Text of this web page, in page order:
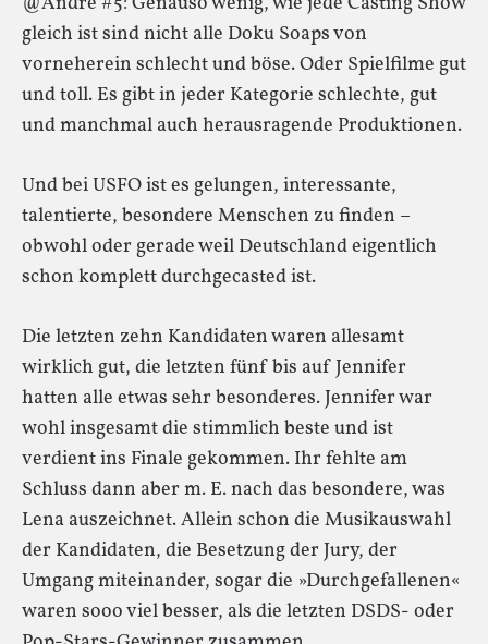
gleich ist sind nicht alle Doku Soaps von
vorneherein schlecht und böse. Oder Spielfilme gut
und toll. Es gibt in jeder Kategorie schlechte, gut
und manchmal auch herausragende Produktionen.
Und bei USFO ist es gelungen, interessante,
talentierte, besondere Menschen zu finden –
obwohl oder gerade weil Deutschland eigentlich
schon komplett durchgecasted ist.
Die letzten zehn Kandidaten waren allesamt
wirklich gut, die letzten fünf bis auf Jennifer
hatten alle etwas sehr besonderes. Jennifer war
wohl insgesamt die stimmlich beste und ist
verdient ins Finale gekommen. Ihr fehlte am
Schluss dann aber m. E. nach das besondere, was
Lena auszeichnet. Allein schon die Musikauswahl
der Kandidaten, die Besetzung der Jury, der
Umgang miteinander, sogar die »Durchgefallenen«
waren sooo viel besser, als die letzten DSDS- oder